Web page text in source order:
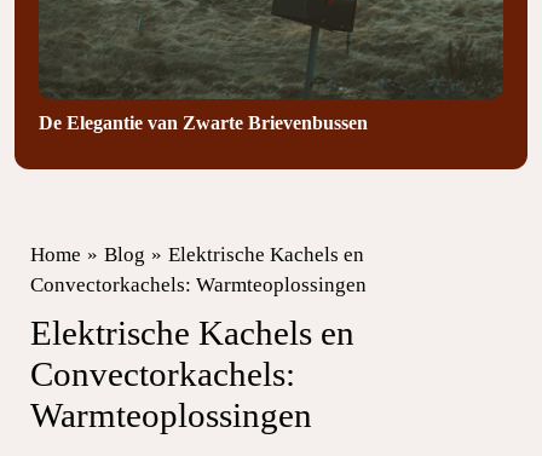
De Elegantie van Zwarte Brievenbussen
Home » Blog » Elektrische Kachels en
Convectorkachels: Warmteoplossingen
Elektrische Kachels en
Convectorkachels:
Warmteoplossingen